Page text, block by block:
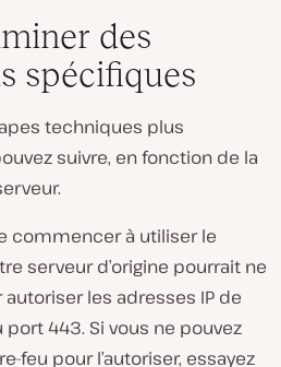
des
spécifiques
techniques plus
suivre, en fonction de la
commencer à utiliser le
serveur d’origine pourrait ne
les adresses IP de
443. Si vous ne pouvez
feu pour l’autoriser, essayez